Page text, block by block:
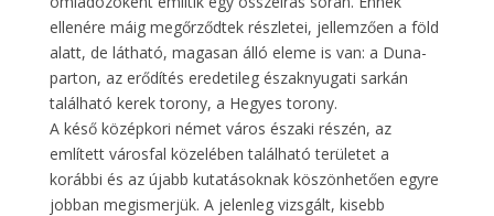
ellenére máig megőrződtek részletei, jellemzően a föld
alatt, de látható, magasan álló eleme is van: a Duna-
parton, az erődítés eredetileg északnyugati sarkán
található kerek torony, a Hegyes torony.
A késő középkori német város északi részén, az
említett városfal közelében található területet a
korábbi és az újabb kutatásoknak köszönhetően egyre
jobban megismerjük. A jelenleg vizsgált, kisebb